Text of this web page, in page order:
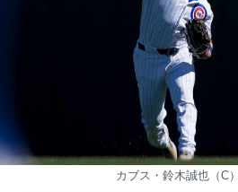
カブス・鈴木誠也（C